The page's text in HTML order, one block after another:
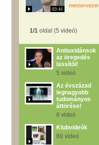
03:41
mestervezeto
1/1 oldal (5 videó)
Antioxidánsok
az öregedés
lassítói!
5 videó
Az évszázad
legnagyobb
tudományos
áttörése!
6 videó
Klubvideók
60 videó